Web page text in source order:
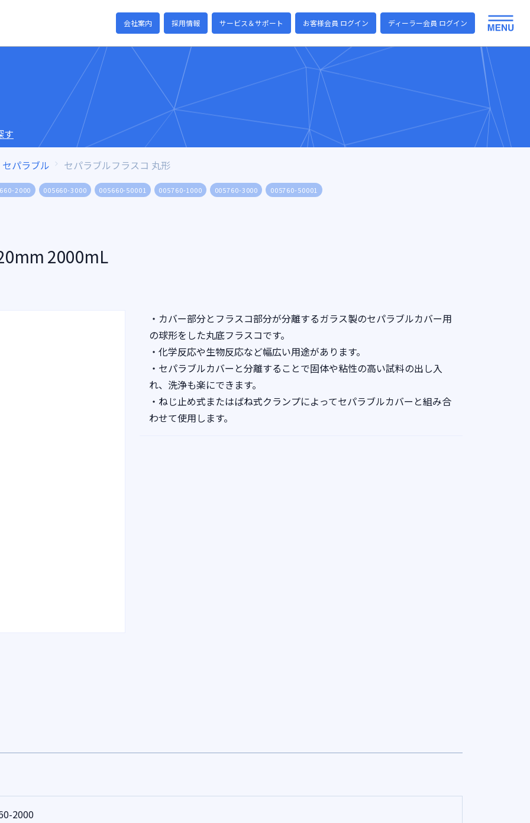
会社案内 採用情報 サービス＆サポート お客様会員 ログイン ディーラー会員 ログイン
す
セパラブル セパラブルフラスコ 丸形
2000 005660-3000 005660-50001 005760-1000 005760-3000 005760-50001
2000mL
・カバー部分とフラスコ部分が分離するガラス製のセパラブルカバー用
の球形をした丸底フラスコです。
・化学反応や生物反応など幅広い用途があります。
・セパラブルカバーと分離することで固体や粘性の高い試料の出し入
れ、洗浄も楽にできます。
・ねじ止め式またはばね式クランプによってセパラブルカバーと組み合
わせて使用します。
2000